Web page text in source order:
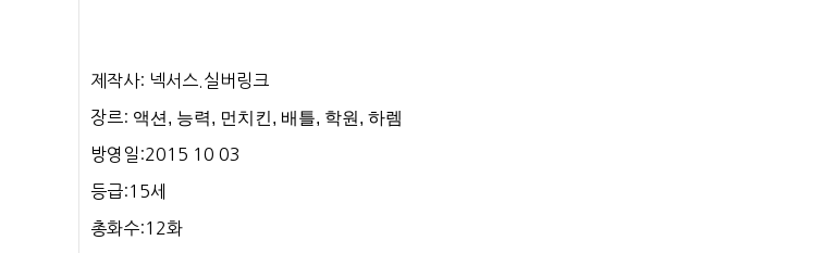
제작사: 넥서스.실버링크
장르: 액션, 능력, 먼치킨, 배틀, 학원, 하렘
방영일:2015 10 03
등급:15세
총화수:12화